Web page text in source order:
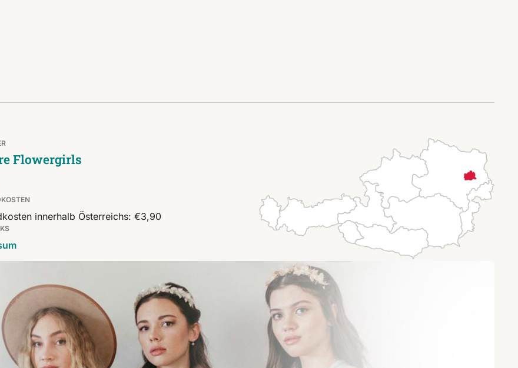
Flowergirls
innerhalb Österreichs: €3,90